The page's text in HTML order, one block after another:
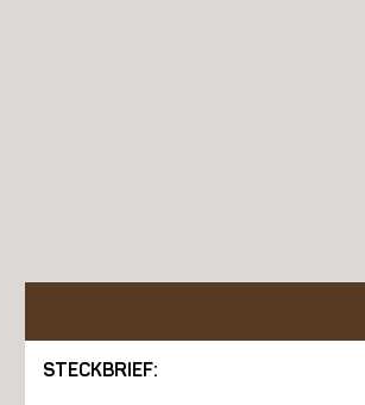
STECKBRIEF: